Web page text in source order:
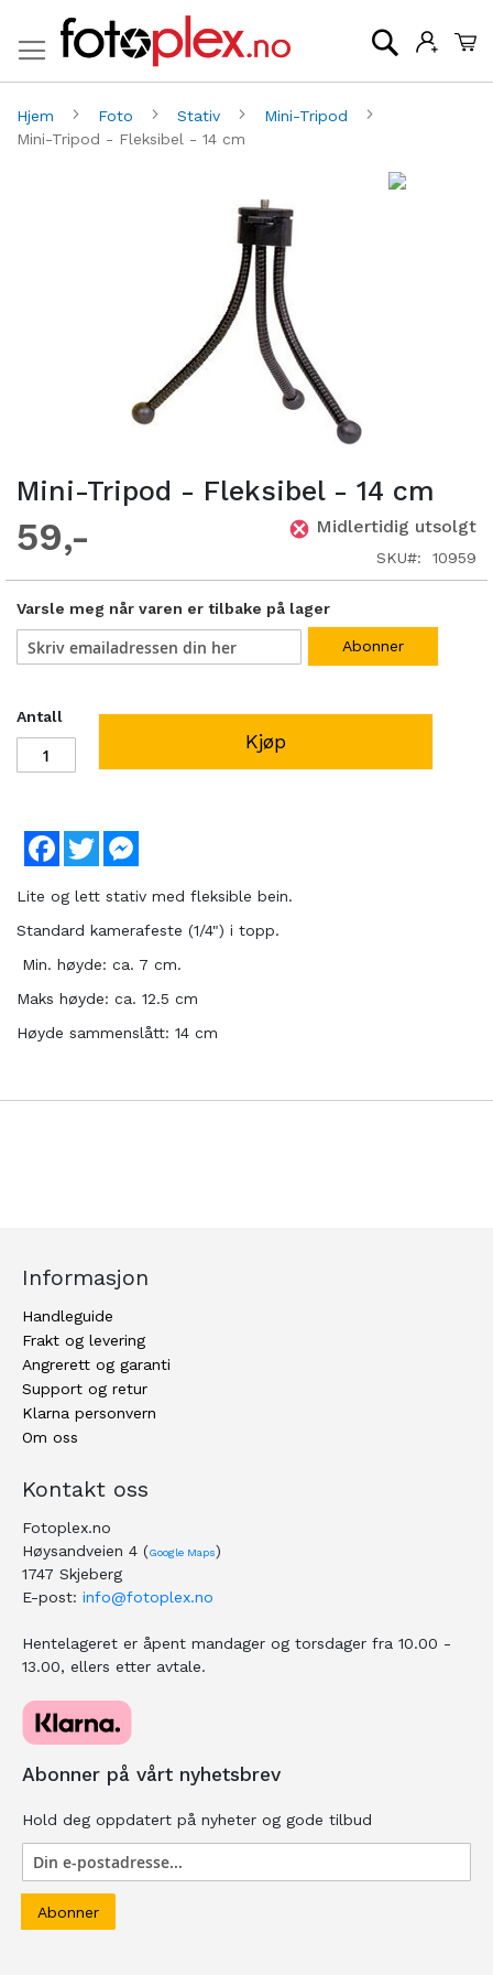
Søk
Hjem Foto Stativ
Mini-Tripod
Mini-Tripod - Fleksibel - 14 cm
Mini-Tripod - Fleksibel - 14 cm
59 Midlertidig utsolgt
SKU 10959
Varsle meg når varen er tilbake på lager
Abonner
Antall
Kjøp
Facebook
Twitter
Lite og lett stativ med fleksible bein.
Standard kamerafeste (1/4") i topp.
Min. høyde: ca. 7 cm.
Maks høyde: ca. 12.5 cm
Høyde sammenslått: 14 cm
Informasjon
Handleguide
Frakt og levering
Angrerett og garanti
Support og retur
Klarna personvern
Om oss
Kontakt oss
Fotoplex.no
Høysandveien 4 (Google Maps)
1747 Skjeberg
E-post: info@fotoplex.no
Hentelageret er åpent mandager og torsdager fra 10.00 -
13.00, ellers etter avtale.
Abonner på vårt nyhetsbrev
Hold deg oppdatert på nyheter og gode tilbud
Abonner